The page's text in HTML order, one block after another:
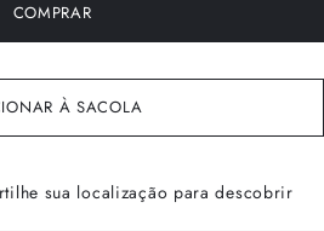
COMPRAR
À SACOLA
sua localização para descobrir